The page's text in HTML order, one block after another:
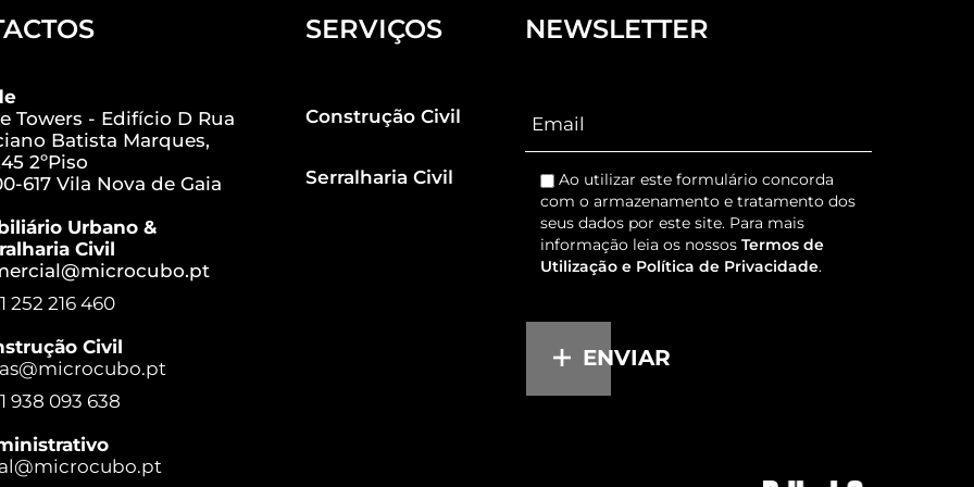
Towers - Edifício D Rua
Batista Marques,
2ºPiso
617 Vila Nova de Gaia
Urbano &
Civil
252 216 460
Civil
938 093 638
SERVIÇOS
Construção Civil
Serralharia Civil
NEWSLETTER
Ao utilizar este formulário concorda
com o armazenamento e tratamento dos
seus dados por este site. Para mais
informação leia os nossosTermos de
Utilização e Política de Privacidade.
ENVIAR